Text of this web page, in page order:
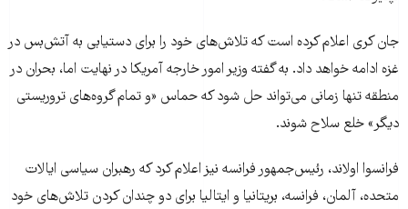
جان کری اعلام کرده است که تلاش‌های خود را برای دستیابی به آتش‌بس در
غزه ادامه خواهد داد. به‌ گفته وزیر امور خارجه آمریکا در نهایت اما، بحران در
منطقه تنها زمانی می‌تواند حل شود که حماس «و تمام گروه‌های تروریستی
دیگر» خلع سلاح شوند.
فرانسوا اولاند، رئیس‌جمهور فرانسه نیز اعلام کرد که رهبران سیاسی ایالات
متحده، آلمان، فرانسه، بریتانیا و ایتالیا برای دو چندان کردن تلاش‌های خود